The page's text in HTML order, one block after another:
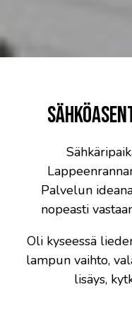
Palvelun
nopeasti
Oli kyseessä
lampun vaihto,
lisäys,